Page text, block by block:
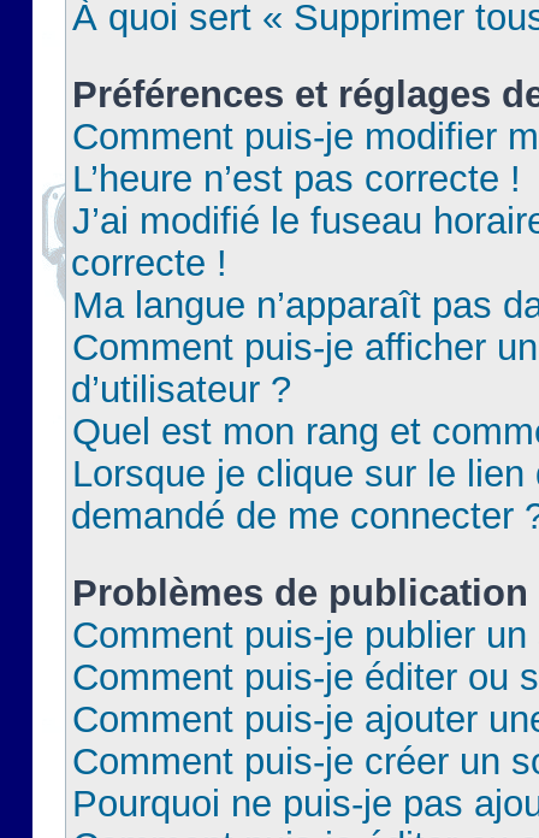
À quoi sert « Supprimer
Préférences et réglages
Comment puis-je modifier
L’heure n’est pas correcte !
J’ai modifié le fuseau
correcte !
Ma langue n’apparaît pas
Comment puis-je afficher
d’utilisateur ?
Quel est mon rang et
Lorsque je clique sur le lien
demandé de me connecter
Problèmes de publication
Comment puis-je publier
Comment puis-je éditer ou
Comment puis-je ajouter
Comment puis-je créer un
Pourquoi ne puis-je pas